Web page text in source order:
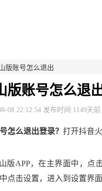
版账号怎么退出
版账号怎么退
08 22:12:54 发布时间:1149天
怎么退出登录？ 打开抖音
版APP，在主界面中，点
点击设置，进入到设置界面